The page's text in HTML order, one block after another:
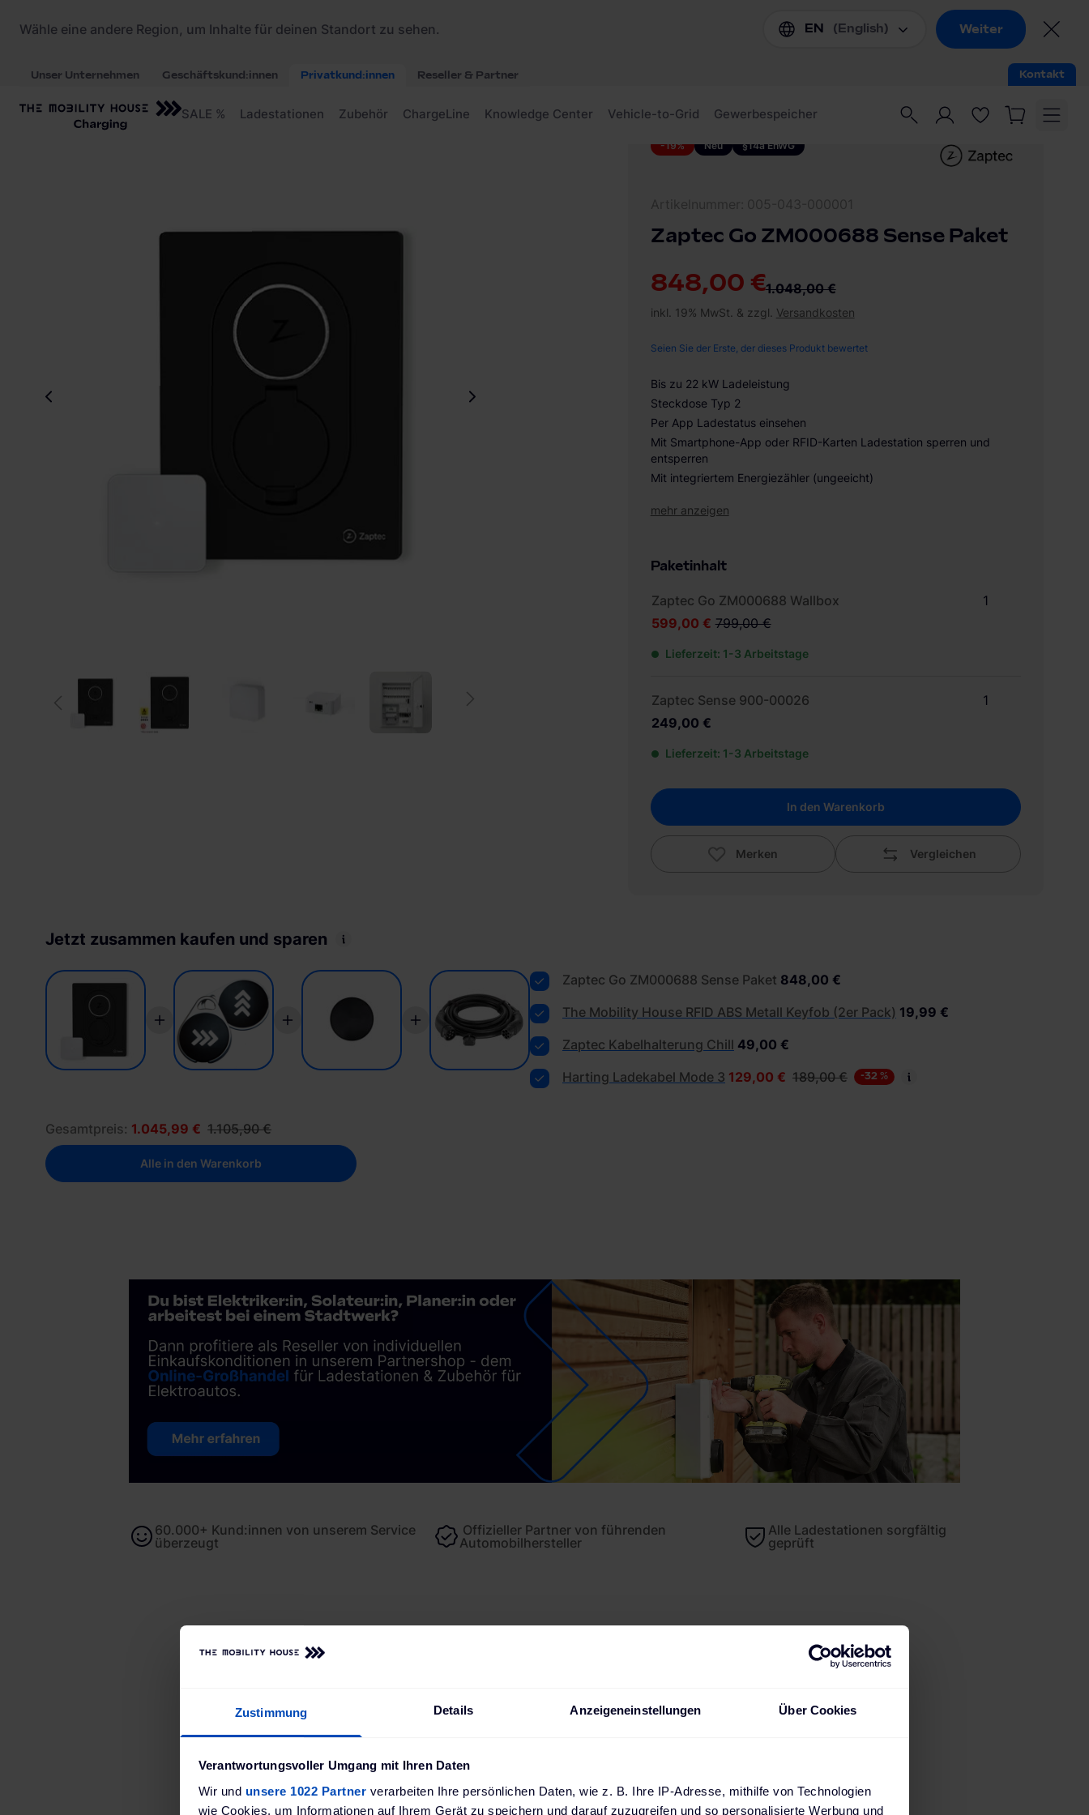
Zustimmung Details Anzeigeneinstellungen Über Cookies
Verantwortungsvoller Umgang mit Ihren Daten
Wir und unsere 1022 Partner verarbeiten Ihre persönlichen Daten, wie z. B. Ihre IP-Adresse, mithilfe von Technologien
wie Cookies, um Informationen auf Ihrem Gerät zu speichern und darauf zuzugreifen und so personalisierte Werbung und
Startseite / Ladestationen / Zaptec Go ZM000688 Sense Paket
-19% Neu §14a EnWG
848,00 €1.048,00 €
inkl. 19% MwSt. & zzgl. Versandkosten
Seien Sie der Erste, der dieses Produkt bewertet
Bis zu 22 kW Ladeleistung
Steckdose Typ 2
Per App Ladestatus einsehen
Mit Smartphone-App oder RFID-Karten Ladestation sperren und
entsperren
Mit integriertem Energiezähler (ungeeicht)
mehr anzeigen
Paketinhalt
Zaptec Go ZM000688 Wallbox
599,00 € 799,00 €
Lieferzeit: 1-3 Arbeitstage
1
Zaptec Sense 900-00026
249,00 €
Lieferzeit: 1-3 Arbeitstage
1
In den Warenkorb
Merken Vergleichen
Zaptec Go ZM000688 Sense Paket
Jetzt zusammen kaufen und sparen
Zaptec Go ZM000688 Sense Paket 848,00 €
The Mobility House RFID ABS Metall Keyfob (2er Pack) 19,99 €
Zaptec Kabelhalterung Chill 49,00 €
Harting Ladekabel Mode 3 129,00 € 189,00 € -32 %
Gesamtpreis: 1.045,99 € 1.105,90 €
Alle in den Warenkorb
60.000+ Kund:innen von unserem Service
überzeugt
Offizieller Partner von führenden
Automobilhersteller
Alle Ladestationen sorgfältig
geprüft
Intelligentes Laden für heute und morgen:
Das Zaptec Go & Sense Paket